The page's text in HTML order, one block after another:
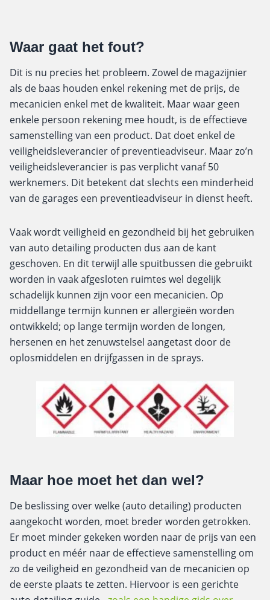
Waar gaat het fout?
Dit is nu precies het probleem. Zowel de magazijnier
als de baas houden enkel rekening met de prijs, de
mecanicien enkel met de kwaliteit. Maar waar geen
enkele persoon rekening mee houdt, is de effectieve
samenstelling van een product. Dat doet enkel de
veiligheidsleverancier of preventieadviseur. Maar zo’n
veiligheidsleverancier is pas verplicht vanaf 50
werknemers. Dit betekent dat slechts een minderheid
van de garages een preventieadviseur in dienst heeft.
Vaak wordt veiligheid en gezondheid bij het gebruiken
van auto detailing producten dus aan de kant
geschoven. En dit terwijl alle spuitbussen die gebruikt
worden in vaak afgesloten ruimtes wel degelijk
schadelijk kunnen zijn voor een mecanicien. Op
middellange termijn kunnen er allergieën worden
ontwikkeld; op lange termijn worden de longen,
hersenen en het zenuwstelsel aangetast door de
oplosmiddelen en drijfgassen in de sprays.
Maar hoe moet het dan wel?
De beslissing over welke (auto detailing) producten
aangekocht worden, moet breder worden getrokken.
Er moet minder gekeken worden naar de prijs van een
product en méér naar de effectieve samenstelling om
zo de veiligheid en gezondheid van de mecanicien op
de eerste plaats te zetten. Hiervoor is een gerichte